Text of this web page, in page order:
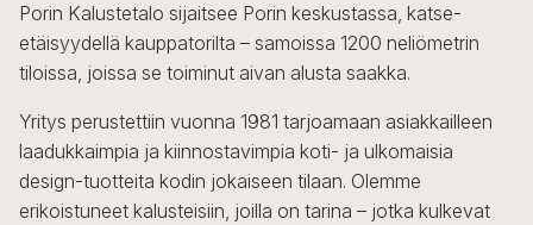
tehdä
valinnat
tuotteen
sivulla.
Porin Kalustetalo sijaitsee Porin keskustassa, katse-
etäisyydellä kauppatorilta – samoissa 1200 neliömetrin
tiloissa, joissa se toiminut aivan alusta saakka.
Yritys perustettiin vuonna 1981 tarjoamaan asiakkailleen
laadukkaimpia ja kiinnostavimpia koti- ja ulkomaisia
design-tuotteita kodin jokaiseen tilaan. Olemme
erikoistuneet kalusteisiin, joilla on tarina – jotka kulkevat